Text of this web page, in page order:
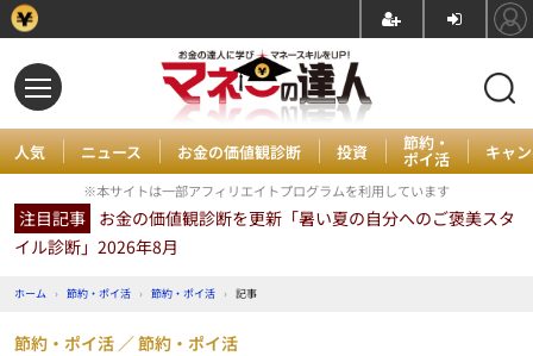
人気 ニュース お金の価値観診断 投資 節約・
ポイ活 キャ
※本サイトは一部アフィリエイトプログラムを利用しています
注目記事 お金の価値観診断を更新「暑い夏の自分へのご褒美スタ
イル診断」2026年8月
ホーム › 節約・ポイ活 › 節約・ポイ活 › 記事
節約・ポイ活 節約・ポイ活